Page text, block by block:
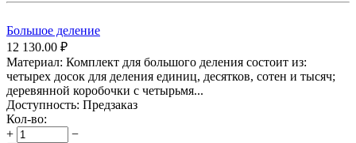
Большое деление
12 130.00 ₽
Материал: Комплект для большого деления состоит из:
четырех досок для деления единиц, десятков, сотен и тысяч;
деревянной коробочки с четырьмя...
Доступность: Предзаказ
Кол-во:
+
−